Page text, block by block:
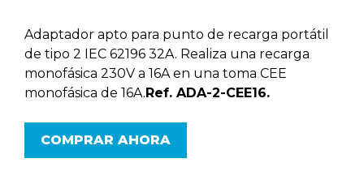
Adaptador apto para punto de recarga portátil
de tipo 2 IEC 62196 32A. Realiza una recarga
monofásica 230V a 16A en una toma CEE
monofásica de 16A.Ref. ADA-2-CEE16.
COMPRAR AHORA